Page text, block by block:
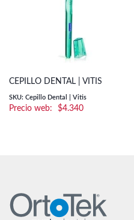
CEPILLO DENTAL | VITIS
SKU: Cepillo Dental | Vitis
$4.340